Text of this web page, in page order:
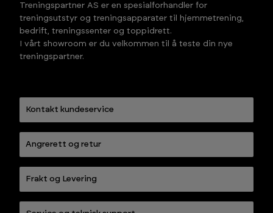
Treningspartner AS er en spesialforhandler for
treningsutstyr og treningsapparater til hjemmetrening,
bedrift, treningssenter og toppidrett.
I vårt showroom er du velkommen til å teste din nye
treningspartner.
Kontakt kundeservice
Angrerett og retur
Frakt og Levering